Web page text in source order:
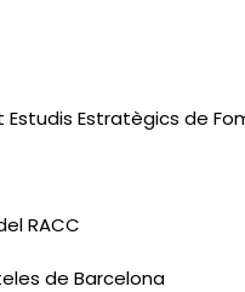
Estratègics de
RACC
de Barcelona